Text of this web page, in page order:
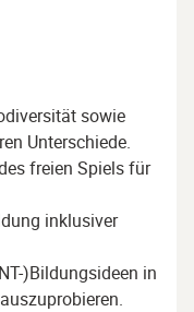
sowie
Unterschiede.
freien Spiels für
inklusiver
)Bildungsideen in